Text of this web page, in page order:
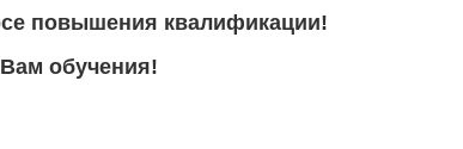
повышения квалификации!
обучения!